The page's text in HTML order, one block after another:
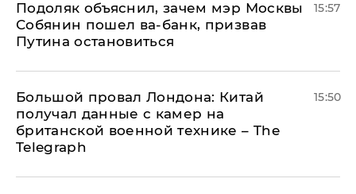
Подоляк объяснил, зачем мэр Москвы
Собянин пошел ва-банк, призвав
Путина остановиться
15:57
Большой провал Лондона: Китай
получал данные с камер на
британской военной технике – The
Telegraph
15:50